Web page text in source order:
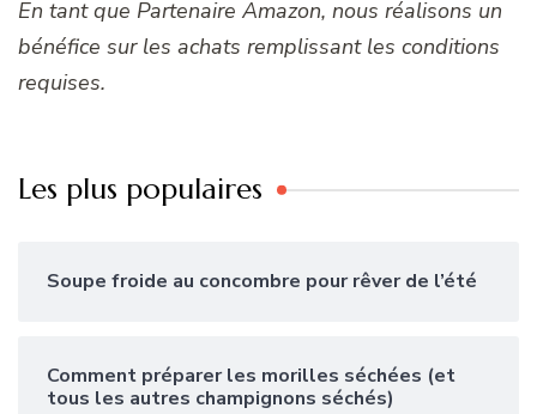
En tant que Partenaire Amazon, nous réalisons un
bénéfice sur les achats remplissant les conditions
requises.
Les plus populaires
Soupe froide au concombre pour rêver de l’été
Comment préparer les morilles séchées (et
tous les autres champignons séchés)